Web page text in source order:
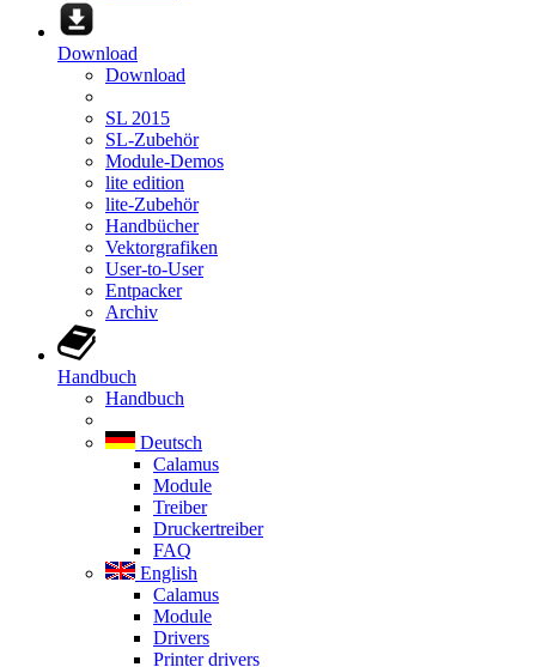
Download
Download
SL 2015
SL-Zubehör
Module-Demos
lite edition
lite-Zubehör
Handbücher
Vektorgrafiken
User-to-User
Entpacker
Archiv
Handbuch
Handbuch
Deutsch
Calamus
Module
Treiber
Druckertreiber
FAQ
English
Calamus
Module
Drivers
Printer drivers